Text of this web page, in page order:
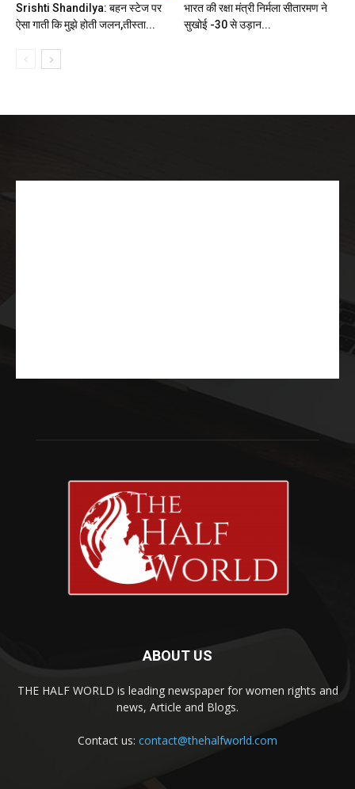
Srishti Shandilya: बहन स्टेज पर
ऐसा गाती कि मुझे होती जलन,तीस्ता...
भारत की रक्षा मंत्री निर्मला सीतारमण ने
सुखोई -30 से उड़ान...
ABOUT US
THE HALF WORLD is leading newspaper for women rights and
news, Article and Blogs.
Contact us: contact@thehalfworld.com